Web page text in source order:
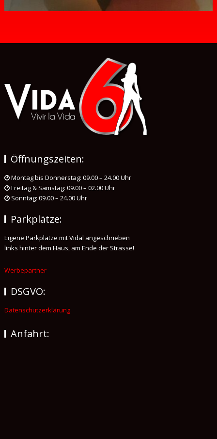
Öffnungszeiten:
Montag bis Donnerstag: 09.00 – 24.00 Uhr
Freitag & Samstag: 09.00 – 02.00 Uhr
Sonntag: 09.00 – 24.00 Uhr
Parkplätze:
Eigene Parkplätze mit Vidal angeschrieben
links hinter dem Haus, am Ende der Strasse!
Werbepartner
DSGVO:
Datenschutzerklärung
Anfahrt: